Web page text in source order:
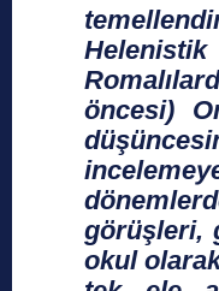
öncesi)
görüşleri,
okul